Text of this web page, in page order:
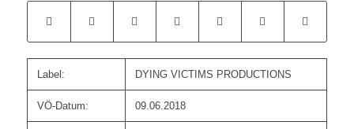
Label: DYING VICTIMS PRODUCTIONS
VÖ-Datum: 09.06.2018